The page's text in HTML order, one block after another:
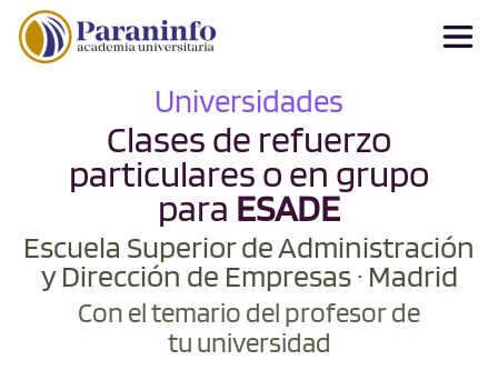
Universidades
Clases de refuerzo
particulares o en grupo
para ESADE
Escuela Superior de Administración
y Dirección de Empresas · Madrid
Con el temario del profesor de
tu universidad